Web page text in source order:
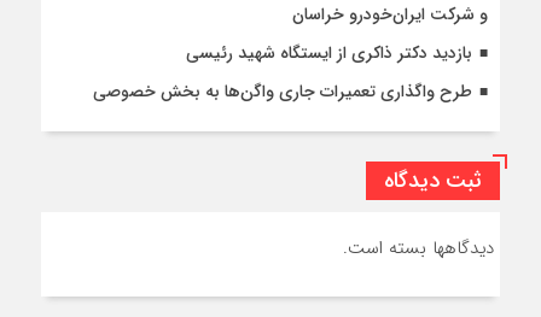
و شرکت ایران‌خودرو خراسان
بازدید دکتر ذاکری از ایستگاه شهید رئیسی
طرح واگذاری تعمیرات جاری واگن‌ها به بخش خصوصی
ثبت دیدگاه
دیدگاهها بسته است.